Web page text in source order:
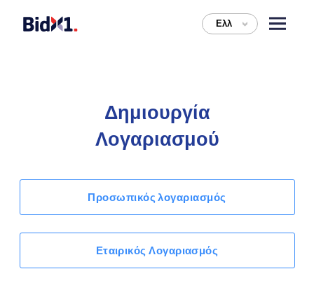
Ελλ >
Δημιουργία
Λογαριασμού
Προσωπικός λογαριασμός
Εταιρικός Λογαριασμός